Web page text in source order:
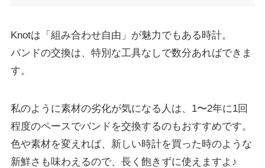
Knotは「組み合わせ自由」が魅力でもある時計。
バンドの交換は、特別な工具なしで数分あればできま
す。
私のように素材の劣化が気になる人は、1〜2年に1回
程度のペースでバンドを交換するのもおすすめです。
色や素材を変えれば、新しい時計を買った時のような
新鮮さも味わえるので、長く飽きずに使えますよ♪